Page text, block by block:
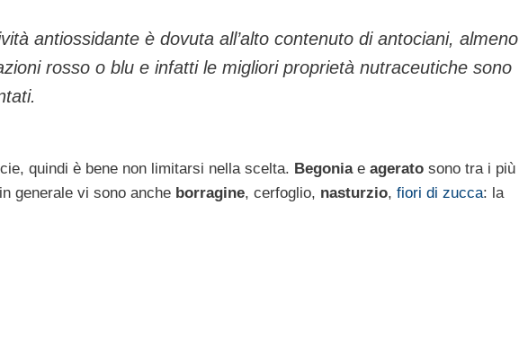
antiossidante è dovuta all’alto contenuto di antociani, almeno
rosso o blu e infatti le migliori proprietà nutraceutiche sono
quindi è bene non limitarsi nella scelta. Begoniae ageratosono tra i più
generale vi sono anche borragine, cerfoglio, nasturzio, fiori di zucca: la